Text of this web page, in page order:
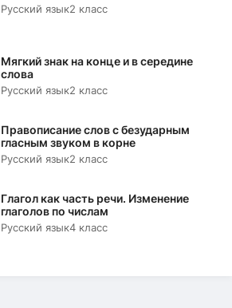
Русский язык2 класс
Мягкий знак на конце и в середине
слова
Русский язык2 класс
Правописание слов с безударным
гласным звуком в корне
Русский язык2 класс
Глагол как часть речи. Изменение
глаголов по числам
Русский язык4 класс